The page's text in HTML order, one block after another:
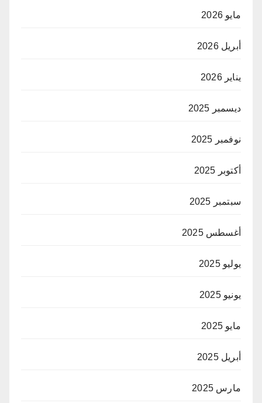
مايو 2026
أبريل 2026
يناير 2026
ديسمبر 2025
نوفمبر 2025
أكتوبر 2025
سبتمبر 2025
أغسطس 2025
يوليو 2025
يونيو 2025
مايو 2025
أبريل 2025
مارس 2025